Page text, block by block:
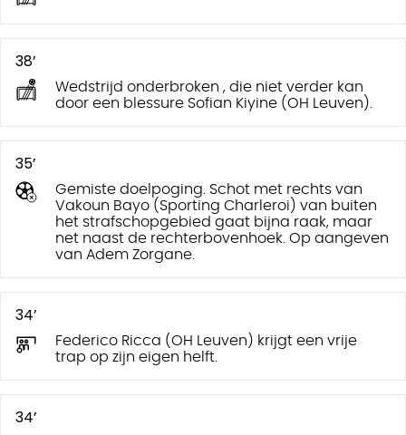
38’
Wedstrijd onderbroken , die niet verder kan
door een blessure Sofian Kiyine (OH Leuven).
35’
Gemiste doelpoging. Schot met rechts van
Vakoun Bayo (Sporting Charleroi) van buiten
het strafschopgebied gaat bijna raak, maar
net naast de rechterbovenhoek. Op aangeven
van Adem Zorgane.
34’
Federico Ricca (OH Leuven) krijgt een vrije
trap op zijn eigen helft.
34’